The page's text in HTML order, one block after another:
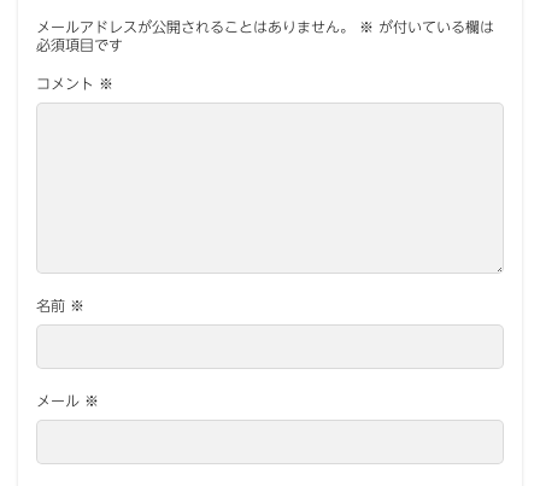
メールアドレスが公開されることはありません。 ※ が付いている欄は
必須項目です
コメント ※
名前 ※
メール ※